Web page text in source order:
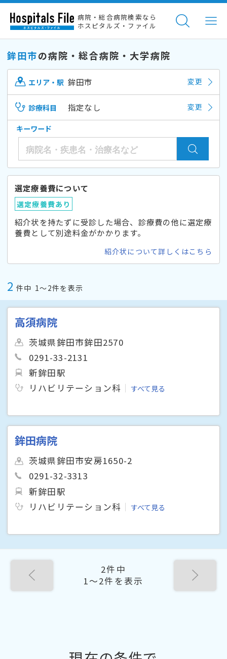
病院・総合病院検索なら
ホスピタルズ・ファイル
鉾田市の病院・総合病院・大学病院
エリア・駅 鉾田市 変更
診療科目 指定なし 変更
キーワード
選定療養費について
選定療養費あり
紹介状を持たずに受診した場合、診療費の他に選定療
養費として別途料金がかかります。
紹介状について詳しくはこちら
2 件中 1〜2件を表示
高須病院
茨城県鉾田市鉾田2570
0291-33-2131
新鉾田駅
リハビリテーション科
すべて見る
鉾田病院
茨城県鉾田市安房1650-2
0291-32-3313
新鉾田駅
リハビリテーション科
すべて見る
2件中
1〜2件を表示